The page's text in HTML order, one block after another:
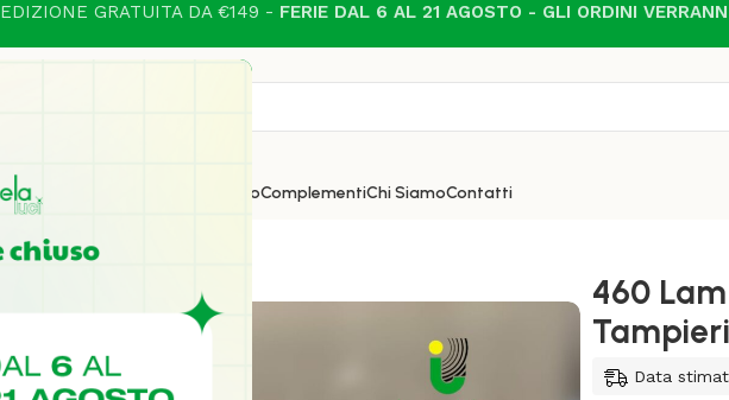
GRATUITA DA €149 - FERIE DAL 6 AL 21 AGOSTO - GLI ORDINI
EsternoComplementiChi SiamoContatti
460 Lampada da tavolo di Tampieri
460
Data